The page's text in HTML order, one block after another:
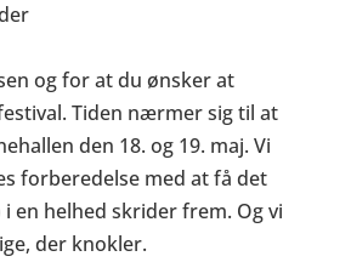
og for at du ønsker at
Tiden nærmer sig til at
den 18. og 19. maj. Vi
forberedelse med at få det
i en helhed skrider frem. Og vi
der knokler.